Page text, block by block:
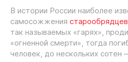
В истории России наиболее
самосожжения старообрядцев
так называемых «гарях»,
«огненной смерти», тогда
человек, до нескольких